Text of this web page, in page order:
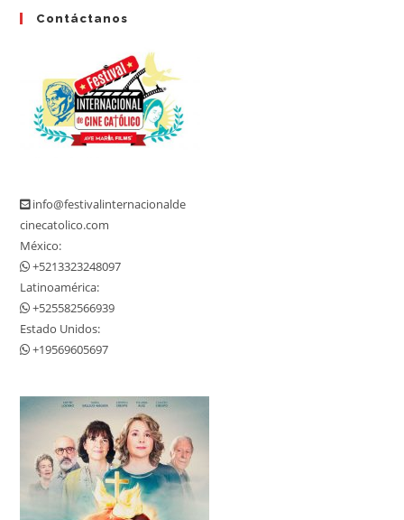
Contáctanos
info@festivalinternacionalde
cinecatolico.com
México:
+5213323248097
Latinoamérica:
+525582566939
Estado Unidos:
+19569605697